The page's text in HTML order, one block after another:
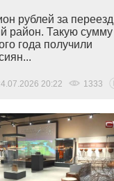
рублей за переезд
район. Такую сумму
года получили
20:22 1333